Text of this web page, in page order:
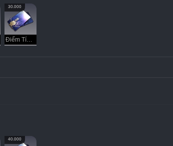
30.000
Điểm Tín Dụng
40.000